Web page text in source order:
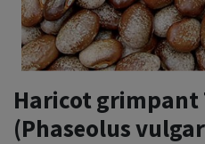
Haricot grimpant
(Phaseolus